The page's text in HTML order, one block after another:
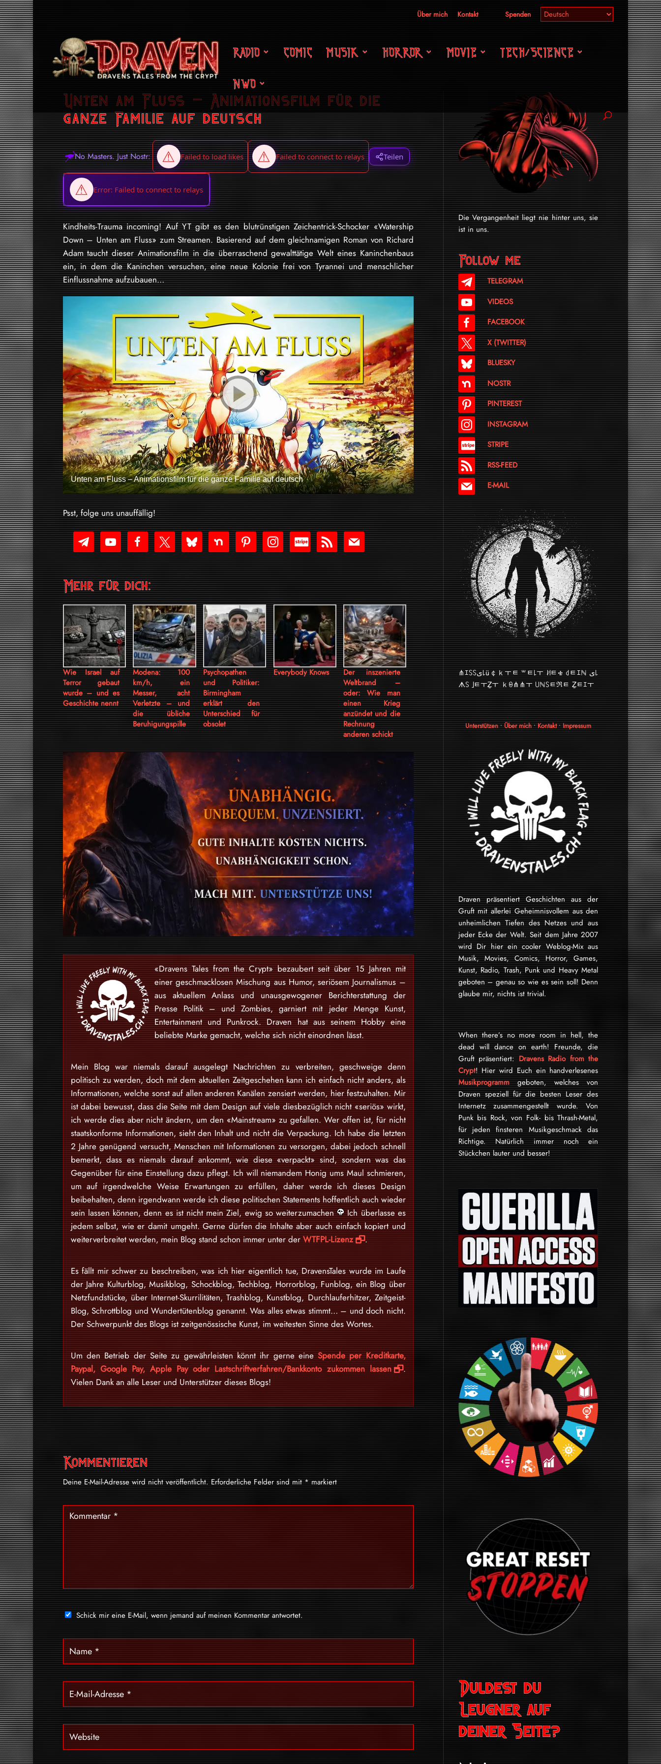
Über mich Kontakt Spenden
RADIO COMIC MUSIK HORROR MOVIE TECH/SCIENCE
NWO
Unten am Fluss – Animationsfilm für die
ganze Familie auf deutsch
No Masters. Just Nostr: Teilen
Kindheits-Trauma incoming! Auf YT gibt es den blutrünstigen Zeichentrick-Schocker «Watership
Down – Unten am Fluss» zum Streamen. Basierend auf dem gleichnamigen Roman von Richard
Adam taucht dieser Animationsfilm in die überraschend gewalttätige Welt eines Kaninchenbaus
ein, in dem die Kaninchen versuchen, eine neue Kolonie frei von Tyrannei und menschlicher
Einflussnahme aufzubauen…
Unten am Fluss – Animationsfilm für die ganze Familie auf deutsch
Psst, folge uns unauffällig!
telegramyoutube-
play
facebookx blueskynextdoorpinterestinstagram
cc-
stripe
rss mail
Mehr für dich:
Wie Israel auf
Terror gebaut
wurde – und es
Geschichte nennt
Modena: 100
km/h, ein
Messer, acht
Verletzte – und
die übliche
Beruhigungspille
Psychopathen
und Politiker:
Birmingham
erklärt den
Unterschied für
obsolet
Everybody Knows
Der inszenierte
Weltbrand –
oder: Wie man
einen Krieg
anzündet und die
Rechnung
anderen schickt
«Dravens Tales from the Crypt» bezaubert seit über 15 Jahren mit
einer geschmacklosen Mischung aus Humor, seriösem Journalismus –
aus aktuellem Anlass und unausgewogener Berichterstattung der
Presse Politik – und Zombies, garniert mit jeder Menge Kunst,
Entertainment und Punkrock. Draven hat aus seinem Hobby eine
beliebte Marke gemacht, welche sich nicht einordnen lässt.
Mein Blog war niemals darauf ausgelegt Nachrichten zu verbreiten, geschweige denn
politisch zu werden, doch mit dem aktuellen Zeitgeschehen kann ich einfach nicht anders, als
Informationen, welche sonst auf allen anderen Kanälen zensiert werden, hier festzuhalten. Mir
ist dabei bewusst, dass die Seite mit dem Design auf viele diesbezüglich nicht «seriös» wirkt,
ich werde dies aber nicht ändern, um den «Mainstream» zu gefallen. Wer offen ist, für nicht
staatskonforme Informationen, sieht den Inhalt und nicht die Verpackung. Ich habe die letzten
2 Jahre genügend versucht, Menschen mit Informationen zu versorgen, dabei jedoch schnell
bemerkt, dass es niemals darauf ankommt, wie diese «verpackt» sind, sondern was das
Gegenüber für eine Einstellung dazu pflegt. Ich will niemandem Honig ums Maul schmieren,
um auf irgendwelche Weise Erwartungen zu erfüllen, daher werde ich dieses Design
beibehalten, denn irgendwann werde ich diese politischen Statements hoffentlich auch wieder
sein lassen können, denn es ist nicht mein Ziel, ewig so weiterzumachen
Ich überlasse es
jedem selbst, wie er damit umgeht. Gerne dürfen die Inhalte aber auch einfach kopiert und
weiterverbreitet werden, mein Blog stand schon immer unter der WTFPL-Lizenz .
Es fällt mir schwer zu beschreiben, was ich hier eigentlich tue, DravensTales wurde im Laufe
der Jahre Kulturblog, Musikblog, Schockblog, Techblog, Horrorblog, Funblog, ein Blog über
Netzfundstücke, über Internet-Skurrilitäten, Trashblog, Kunstblog, Durchlauferhitzer, Zeitgeist-
Blog, Schrottblog und Wundertütenblog genannt. Was alles etwas stimmt… – und doch nicht.
Der Schwerpunkt des Blogs ist zeitgenössische Kunst, im weitesten Sinne des Wortes.
Um den Betrieb der Seite zu gewährleisten könnt ihr gerne eineSpende per Kreditkarte,
Paypal, Google Pay, Apple Pay oder Lastschriftverfahren/Bankkonto zukommen lassen
.
Vielen Dank an alle Leser und Unterstützer dieses Blogs!
Kommentieren
Deine E-Mail-Adresse wird nicht veröffentlicht. Erforderliche Felder sind mit * markiert
Schick mir eine E-Mail, wenn jemand auf meinen Kommentar antwortet.
Die Vergangenheit liegt nie hinter uns, sie
ist in uns.
Follow me
TELEGRAM
VIDEOS
FACEBOOK
X (TWITTER)
BLUESKY
NOSTR
PINTEREST
INSTAGRAM
STRIPE
RSS-FEED
E-MAIL
⋔ｴ꒚꒚ﻯ꒒ü￠ｋￓﾼ ꒳ﾼ꒒ￓ ꎧﾼቄ ꒯ﾼｴℕ ﻯ꒒
ᗑ꒚ ｣ﾼￓẔￓ ｋꑙ⋔⋔ￓ ꒤ℕ꒚ﾼℜﾼ Ẕﾼｴￓ
Unterstützen•Über mich•Kontakt•Impressum
Draven präsentiert Geschichten aus der
Gruft mit allerlei Geheimnisvollem aus den
unheimlichen Tiefen des Netzes und aus
jeder Ecke der Welt. Seit dem Jahre 2007
wird Dir hier ein cooler Weblog-Mix aus
Musik, Movies, Comics, Horror, Games,
Kunst, Radio, Trash, Punk und Heavy Metal
geboten – genau so wie es sein soll! Denn
glaube mir, nichts ist trivial.
When there’s no more room in hell, the
dead will dance on earth! Freunde, die
Gruft präsentiert:Dravens Radio from the
Crypt! Hier wird Euch ein handverlesenes
Musikprogrammgeboten, welches von
Draven speziell für die besten Leser des
Internetz zu­sammen­ge­stellt wurde. Von
Punk bis Rock, von Folk- bis Thrash-Metal,
für je­den finsteren Mu­sik­ge­schmack das
Rich­tige. Natürlich immer noch ein
Stückchen lauter und besser!
Duldest du
Leugner auf
deiner Seite?